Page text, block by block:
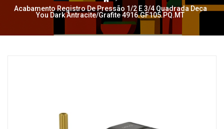
Acabamento Registro De Pressão 1/2 E 3/4 Quadrada Deca
You Dark Antracite/Grafite 4916.GF105.PQ.MT